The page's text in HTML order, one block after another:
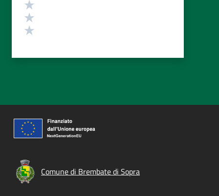
Comune di Brembate di Sopra